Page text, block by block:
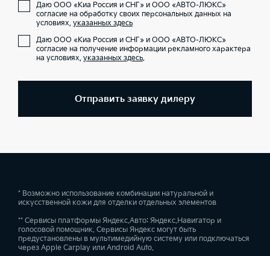
Даю ООО «Киа Россия и СНГ» и ООО «АВТО-ЛЮКС»
согласие на обработку своих персональных данных на
условиях, указанных здесь
Даю ООО «Киа Россия и СНГ» и ООО «АВТО-ЛЮКС»
согласие на получение информации рекламного характера
на условиях, указанных здесь.
Отправить заявку дилеру
* Возможно использование комбинации натуральной и
искусственной кожи для отделки отдельных элементов
** Сервисы платформы Яндекс.Авто: Яндекс.Навигатор и
голосовой помощник. Сервисы Яндекс могут быть
предустановлены в мультимедийную систему или подключаться
через Apple Carplay или Android Auto.